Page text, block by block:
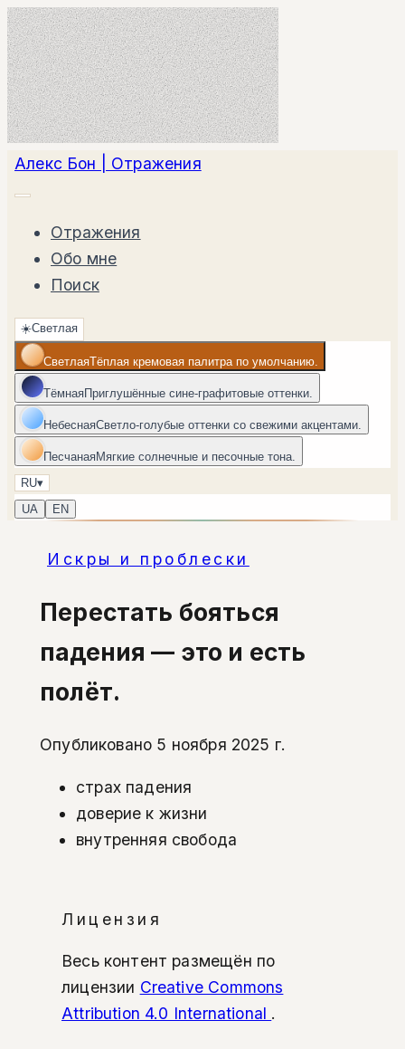
Алекс Бон | Отражения
Отражения
Обо мне
Поиск
☀️Светлая
СветлаяТёплая кремовая палитра по умолчанию.
ТёмнаяПриглушённые сине-графитовые оттенки.
НебеснаяСветло-голубые оттенки со свежими акцентами.
ПесчанаяМягкие солнечные и песочные тона.
RU▾
UA
EN
Искры и проблески
Перестать бояться
падения — это и есть
полёт.
Опубликовано 5 ноября 2025 г.
страх падения
доверие к жизни
внутренняя свобода
Лицензия
Весь контент размещён по
лицензии Creative Commons
Attribution 4.0 International .